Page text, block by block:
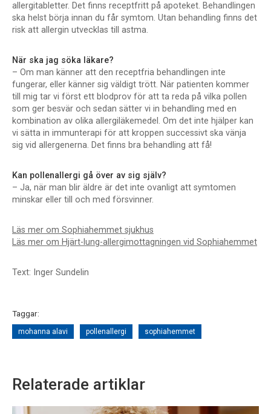
allergitabletter. Det finns receptfritt på apoteket. Behandlingen
ska helst börja innan du får symtom. Utan behandling finns det
risk att allergin utvecklas till astma.
När ska jag söka läkare?
– Om man känner att den receptfria behandlingen inte
fungerar, eller känner sig väldigt trött. När patienten kommer
till mig tar vi först ett blodprov för att ta reda på vilka pollen
som ger besvär och sedan sätter vi in behandling med en
kombination av olika allergiläkemedel. Om det inte hjälper kan
vi sätta in immunterapi för att kroppen successivt ska vänja
sig vid allergenerna. Det finns bra behandling att få!
Kan pollenallergi gå över av sig själv?
– Ja, när man blir äldre är det inte ovanligt att symtomen
minskar eller till och med försvinner.
Läs mer om Sophiahemmet sjukhus
Läs mer om Hjärt-lung-allergimottagningen vid Sophiahemmet
Text: Inger Sundelin
Taggar:
mohanna alavi pollenallergi sophiahemmet
Relaterade artiklar